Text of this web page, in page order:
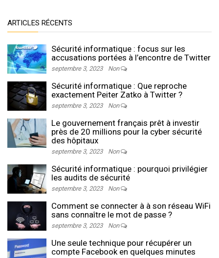
ARTICLES RÉCENTS
Sécurité informatique : focus sur les
accusations portées à l’encontre de Twitter
septembre 3, 2023 Non
Sécurité informatique : Que reproche
exactement Peiter Zatko à Twitter ?
septembre 3, 2023 Non
Le gouvernement français prêt à investir
près de 20 millions pour la cyber sécurité
des hôpitaux
septembre 3, 2023 Non
Sécurité informatique : pourquoi privilégier
les audits de sécurité
septembre 3, 2023 Non
Comment se connecter à à son réseau WiFi
sans connaître le mot de passe ?
septembre 3, 2023 Non
Une seule technique pour récupérer un
compte Facebook en quelques minutes